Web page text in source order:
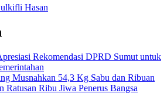
Hasan
Rekomendasi DPRD Sumut untuk
Musnahkan 54,3 Kg Sabu dan Ribuan
Ratusan Ribu Jiwa Penerus Bangsa